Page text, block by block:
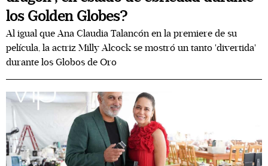
los Golden Globes?
Al igual que Ana Claudia Talancón en la premiere de su
película, la actriz Milly Alcock se mostró un tanto 'divertida'
durante los Globos de Oro